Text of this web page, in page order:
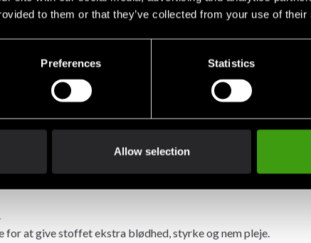
to them or that they’ve collected from your use of
Preferences Statistics
Allow selection
produktionsdato for din ordre, så snart den er
der fremstilles specielt efter din forespørgsel, ikke kan
er cirka: 1 uger.
er forstærket med en lille mængde syntetiske fibre for at
og er næsten rynkefri.
at give stoffet ekstra blødhed, styrke og nem pleje.